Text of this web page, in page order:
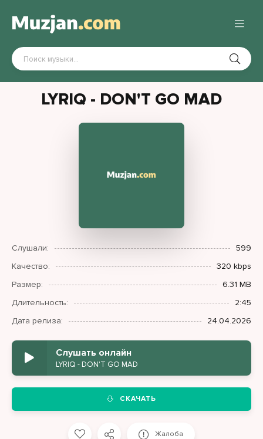
LYRIQ - DON'T GO MAD
Слушали:
599
Качество:
320 kbps
Размер:
6.31 MB
Длительность:
2:45
Дата релиза:
24.04.2026
Слушать онлайн
LYRIQ - DON'T GO MAD
СКАЧАТЬ
Жалоба